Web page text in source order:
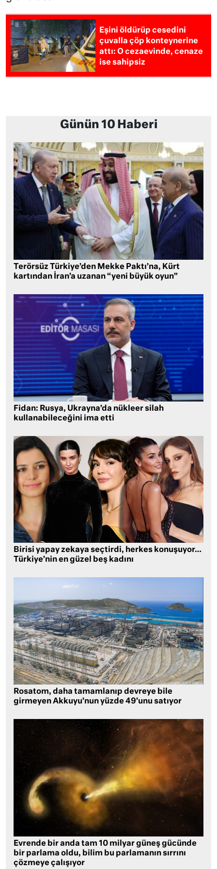
Eşini öldürüp cesedini
çuvalla çöp konteynerine
attı: O cezaevinde, cenaze
ise sahipsiz
Günün 10 Haberi
Terörsüz Türkiye’den Mekke Paktı’na, Kürt
kartından İran’a uzanan “yeni büyük oyun”
Fidan: Rusya, Ukrayna’da nükleer silah
kullanabileceğini ima etti
Birisi yapay zekaya seçtirdi, herkes konuşuyor…
Türkiye’nin en güzel beş kadını
Rosatom, daha tamamlanıp devreye bile
girmeyen Akkuyu’nun yüzde 49’unu satıyor
Evrende bir anda tam 10 milyar güneş gücünde
bir parlama oldu, bilim bu parlamanın sırrını
çözmeye çalışıyor